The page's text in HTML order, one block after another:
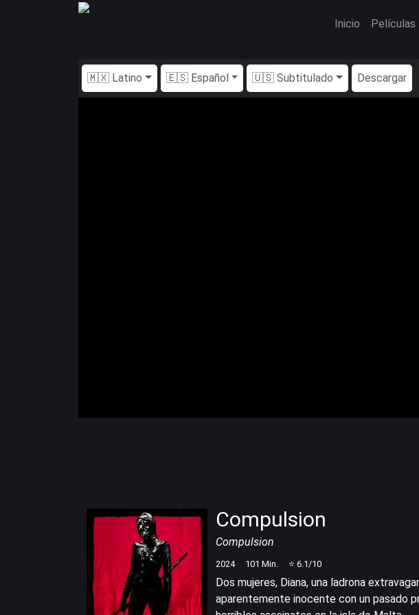
Inicio Películas
🇲🇽 Latino 🇪🇸 Español 🇺🇸 Subtitulado Descargar
Compulsion
Compulsion
2024 101 Min. ⭐ 6.1 /10
Dos mujeres, Diana, una ladrona
aparentemente inocente con un pasado